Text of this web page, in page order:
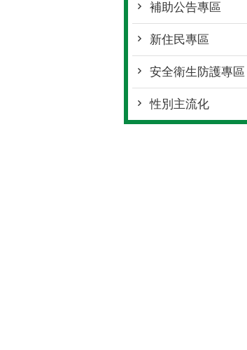
補助公告專區
新住民專區
安全衛生防護專區
性別主流化